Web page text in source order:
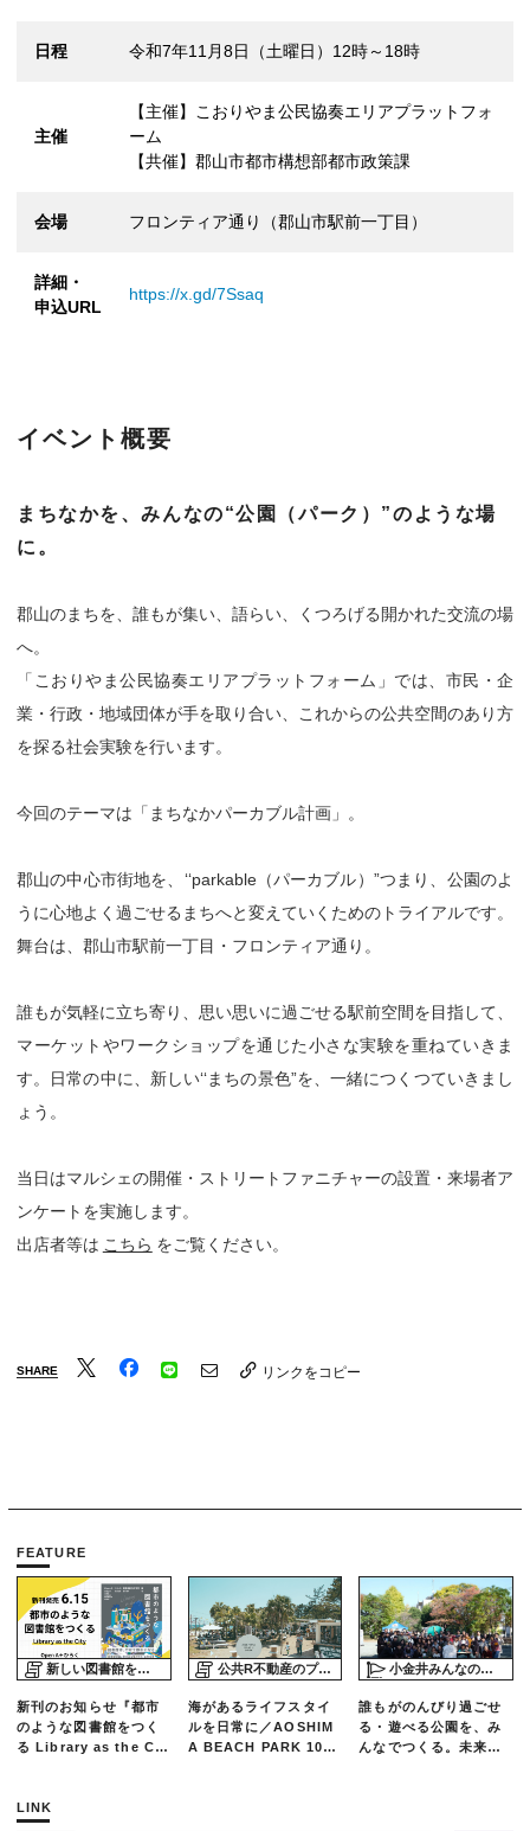
日程 令和7年11月8日（土曜日）12時～18時
主催
【主催】こおりやま公民協奏エリアプラットフォ
ーム
【共催】郡山市都市構想部都市政策課
会場 フロンティア通り（郡山市駅前一丁目）
詳細・
申込URL
https://x.gd/7Ssaq
イベント概要
まちなかを、みんなの“公園（パーク）”のような場
に。
郡山のまちを、誰もが集い、語らい、くつろげる開かれた交流の場
へ。
「こおりやま公民協奏エリアプラットフォーム」では、市民・企
業・行政・地域団体が手を取り合い、これからの公共空間のあり方
を探る社会実験を行います。
今回のテーマは「まちなかパーカブル計画」。
郡山の中心市街地を、‘‘parkable（パーカブル）”つまり、公園のよ
うに心地よく過ごせるまちへと変えていくためのトライアルです。
舞台は、郡山市駅前一丁目・フロンティア通り。
誰もが気軽に立ち寄り、思い思いに過ごせる駅前空間を目指して、
マーケットやワークショップを通じた小さな実験を重ねていきま
す。日常の中に、新しい‘‘まちの景色”を、一緒につくつていきまし
ょう。
当日はマルシェの開催・ストリートファニチャーの設置・来場者ア
ンケートを実施します。
出店者等は こちら をご覧ください。
SHARE リンクをコピー
FEATURE
新しい図書館をめぐる旅
新刊のお知らせ『都市
のような図書館をつく
る Library as the Cit
公共R不動産のプロジェクトスタディ
海があるライフスタイ
ルを日常に／AOSHIM
A BEACH PARK 10年
小金井みんなの公園プロジェクト「play here」
誰もがのんびり過ごせ
る・遊べる公園を、み
んなでつくる。未来の
LINK